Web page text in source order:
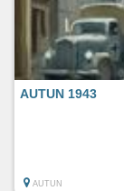
AUTUN 1943
AUTUN